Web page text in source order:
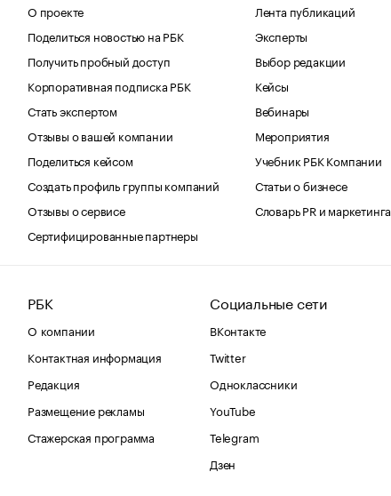
О проекте
Поделиться новостью на РБК
Получить пробный доступ
Корпоративная подписка РБК
Стать экспертом
Отзывы о вашей компании
Поделиться кейсом
Создать профиль группы компаний
Отзывы о сервисе
Сертифицированные партнеры
Лента публикаций
Эксперты
Выбор редакции
Кейсы
Вебинары
Мероприятия
Учебник РБК Компании
Статьи о бизнесе
Словарь PR и маркетинга
РБК
О компании
Контактная информация
Редакция
Размещение рекламы
Стажерская программа
Социальные сети
ВКонтакте
Twitter
Одноклассники
YouTube
Telegram
Дзен